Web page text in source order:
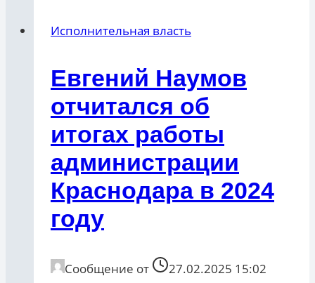
Исполнительная власть
Евгений Наумов
отчитался об
итогах работы
администрации
Краснодара в 2024
году
Сообщение от
27.02.2025 15:02